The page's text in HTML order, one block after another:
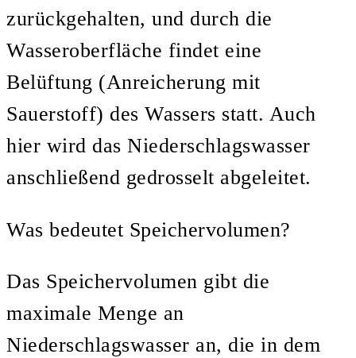
zurückgehalten, und durch die
Wasseroberfläche findet eine
Belüftung (Anreicherung mit
Sauerstoff) des Wassers statt. Auch
hier wird das Niederschlagswasser
anschließend gedrosselt abgeleitet.
Was bedeutet Speichervolumen?
Das Speichervolumen gibt die
maximale Menge an
Niederschlagswasser an, die in dem